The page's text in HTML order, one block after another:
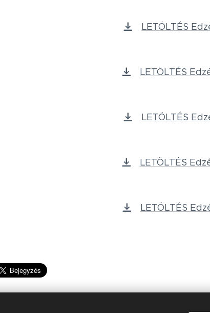
LETÖLTÉS
LETÖLTÉS
LETÖLTÉS
LETÖLTÉS
LETÖLTÉS